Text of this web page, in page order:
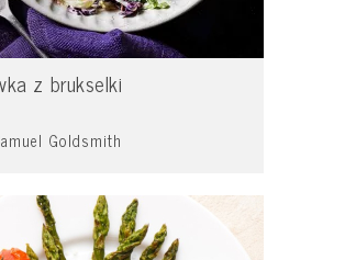
z brukselki
Goldsmith